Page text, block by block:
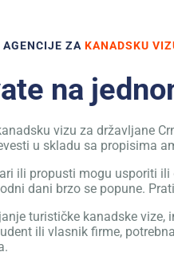
ZA KANADSKU
na
vizu za državljane
u skladu sa propisima
ili propusti mogu usporiti
dani brzo se popune.
turističke kanadske
ili vlasnik firme,